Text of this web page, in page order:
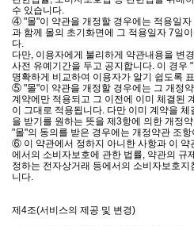
수 있습니다.
④ "몰"이 약관을 개정할 경우에는 적용일
과 함께 몰의 초기화면에 그 적용일자 7일
다.
다만, 이용자에게 불리하게 약관내용을 변
사전 유예기간을 두고 공지합니다. 이 경우
명확하게 비교하여 이용자가 알기 쉽도록
⑤ "몰"이 약관을 개정할 경우에는 그 개정
계약에만 적용되고 그 이전에 이미 체결된
이 그대로 적용됩니다. 다만 이미 계약을
을 받기를 원하는 뜻을 제3항에 의한 개정
"몰"의 동의를 받은 경우에는 개정약관 조
⑥ 이 약관에서 정하지 아니한 사항과 이 약
에서의 소비자보호에 관한 법률, 약관의 규
정하는 전자상거래 등에서의 소비자보호
니다.
제4조(서비스의 제공 및 변경)